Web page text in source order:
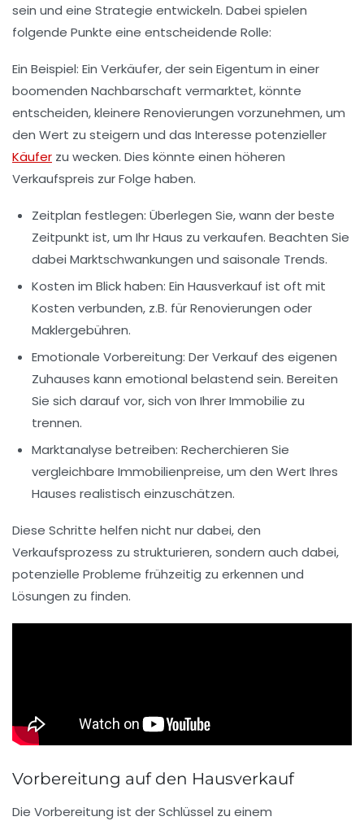
sein und eine Strategie entwickeln. Dabei spielen
folgende Punkte eine entscheidende Rolle:
Ein Beispiel: Ein Verkäufer, der sein Eigentum in einer
boomenden Nachbarschaft vermarktet, könnte
entscheiden, kleinere Renovierungen vorzunehmen, um
den Wert zu steigern und das Interesse potenzieller
Käufer zu wecken. Dies könnte einen höheren
Verkaufspreis zur Folge haben.
Zeitplan festlegen: Überlegen Sie, wann der beste
Zeitpunkt ist, um Ihr Haus zu verkaufen. Beachten Sie
dabei Marktschwankungen und saisonale Trends.
Kosten im Blick haben: Ein Hausverkauf ist oft mit
Kosten verbunden, z.B. fürRenovierungen oder
Maklergebühren.
Emotionale Vorbereitung: Der Verkauf des eigenen
Zuhauses kann emotional belastend sein. Bereiten
Sie sich darauf vor, sich von Ihrer Immobilie zu
trennen.
Marktanalyse betreiben: Recherchieren Sie
vergleichbare Immobilienpreise, um den Wert Ihres
Hauses realistisch einzuschätzen.
Diese Schritte helfen nicht nur dabei, den
Verkaufsprozess zu strukturieren, sondern auch dabei,
potenzielle Probleme frühzeitig zu erkennen und
Lösungen zu finden.
Vorbereitung auf den Hausverkauf
Die Vorbereitung ist der Schlüssel zu einem